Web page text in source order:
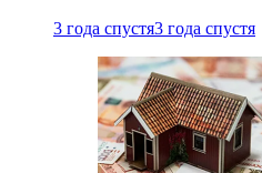
3 года спустя3 года спустя